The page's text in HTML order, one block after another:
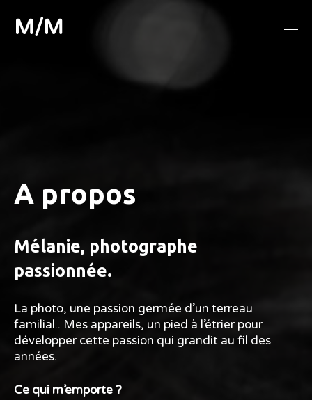
M/M
A propos
Mélanie, photographe
passionnée.
La photo, une passion germée d’un terreau
familial.. Mes appareils, un pied à l’étrier pour
développer cette passion qui grandit au fil des
années.
Ce qui m’emporte ?